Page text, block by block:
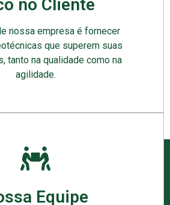
no Cliente
nossa empresa é fornecer
que superem suas
tanto na qualidade como na
agilidade.
Equipe